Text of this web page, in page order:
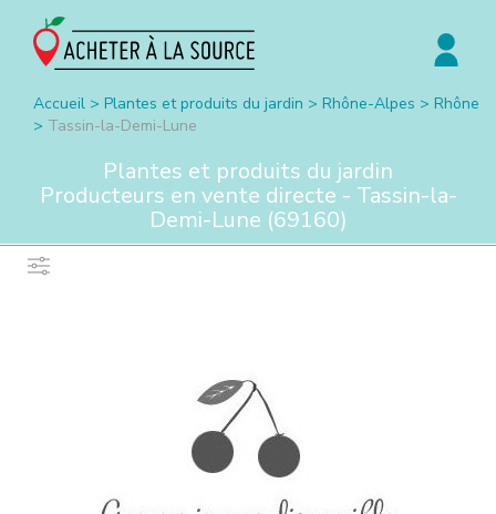
Accueil > Plantes et produits du jardin > Rhône-Alpes > Rhône
> Tassin-la-Demi-Lune
Plantes et produits du jardin
Producteurs en vente directe - Tassin-la-
Demi-Lune (69160)